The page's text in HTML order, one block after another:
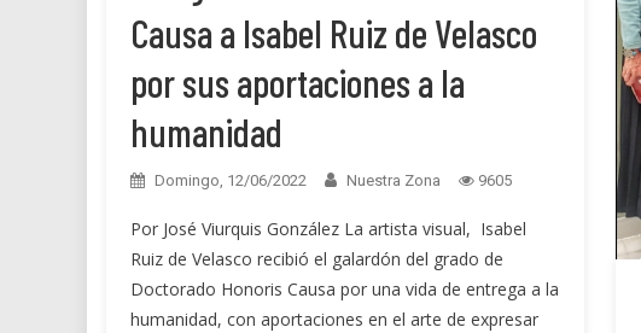
Causa a Isabel Ruiz de Velasco
por sus aportaciones a la
humanidad
Domingo, 12/06/2022 Nuestra Zona 9605
Por José Viurquis González La artista visual, Isabel
Ruiz de Velasco recibió el galardón del grado de
Doctorado Honoris Causa por una vida de entrega a la
humanidad, con aportaciones en el arte de expresar